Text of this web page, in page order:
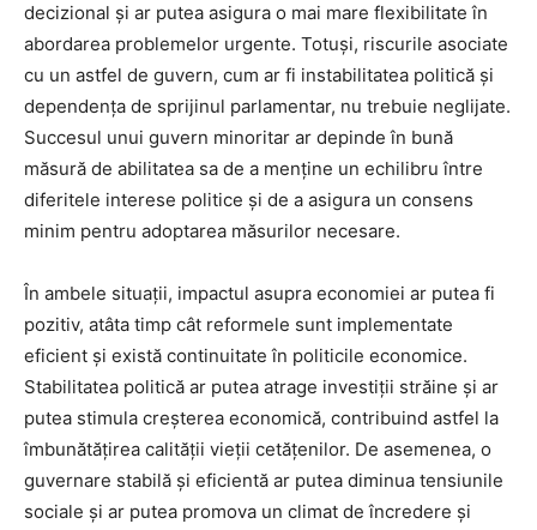
decizional și ar putea asigura o mai mare flexibilitate în
abordarea problemelor urgente. Totuși, riscurile asociate
cu un astfel de guvern, cum ar fi instabilitatea politică și
dependența de sprijinul parlamentar, nu trebuie neglijate.
Succesul unui guvern minoritar ar depinde în bună
măsură de abilitatea sa de a menține un echilibru între
diferitele interese politice și de a asigura un consens
minim pentru adoptarea măsurilor necesare.
În ambele situații, impactul asupra economiei ar putea fi
pozitiv, atâta timp cât reformele sunt implementate
eficient și există continuitate în politicile economice.
Stabilitatea politică ar putea atrage investiții străine și ar
putea stimula creșterea economică, contribuind astfel la
îmbunătățirea calității vieții cetățenilor. De asemenea, o
guvernare stabilă și eficientă ar putea diminua tensiunile
sociale și ar putea promova un climat de încredere și